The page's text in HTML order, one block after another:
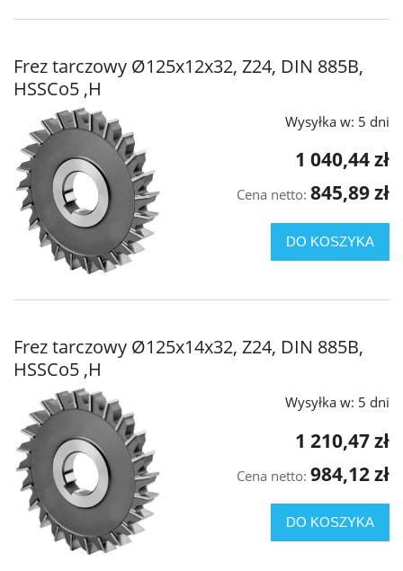
Frez tarczowy Ø125x12x32, Z24, DIN 885B,
HSSCo5 ,H
Wysyłka w: 5 dni
1 040,44 zł
Cena netto: 845,89 zł
DO KOSZYKA
Frez tarczowy Ø125x14x32, Z24, DIN 885B,
HSSCo5 ,H
Wysyłka w: 5 dni
1 210,47 zł
Cena netto: 984,12 zł
DO KOSZYKA